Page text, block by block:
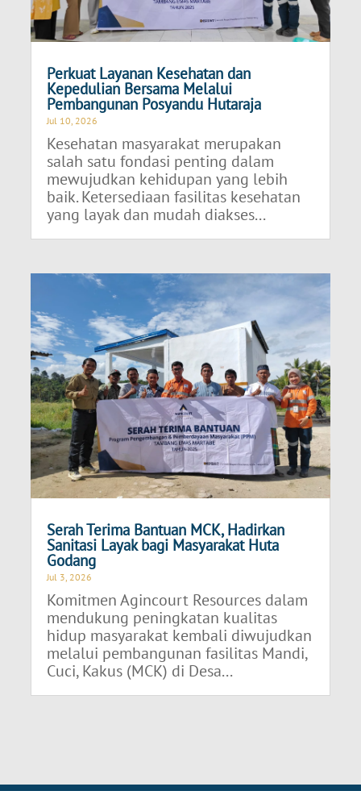
Perkuat Layanan Kesehatan dan
Kepedulian Bersama Melalui
Pembangunan Posyandu Hutaraja
Jul 10, 2026
Kesehatan masyarakat merupakan
salah satu fondasi penting dalam
mewujudkan kehidupan yang lebih
baik. Ketersediaan fasilitas kesehatan
yang layak dan mudah diakses...
Serah Terima Bantuan MCK, Hadirkan
Sanitasi Layak bagi Masyarakat Huta
Godang
Jul 3, 2026
Komitmen Agincourt Resources dalam
mendukung peningkatan kualitas
hidup masyarakat kembali diwujudkan
melalui pembangunan fasilitas Mandi,
Cuci, Kakus (MCK) di Desa...